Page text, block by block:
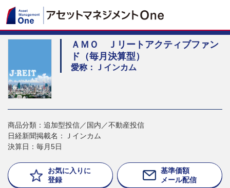
ＡＭＯ Ｊリートアクティブファン
ド（毎月決算型）
愛称：Ｊインカム
商品分類：追加型投信／国内／不動産投信
日経新聞掲載名：Ｊインカム
決算日：毎月5日
お気に入りに
登録
基準価額
メール配信